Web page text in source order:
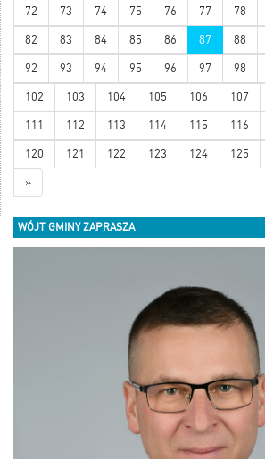
72 73 74 75 76 77 78
82 83 84 85 86 87 88
92 93 94 95 96 97 98
102 103 104 105 106 107
111 112 113 114 115 116
120 121 122 123 124 125
»
WÓJT GMINY ZAPRASZA